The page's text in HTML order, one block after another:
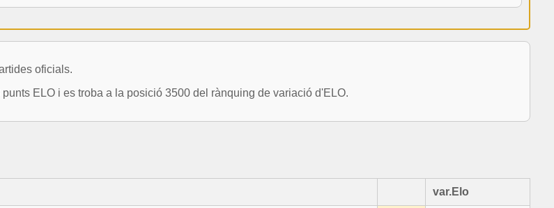
oficials.
ELO i es troba a la posició 3500 del rànquing de variació d'ELO.
var.Elo